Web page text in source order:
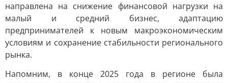
направлена на снижение финансовой нагрузки на
малый и средний бизнес, адаптацию
предпринимателей к новым макроэкономическим
условиям и сохранение стабильности регионального
рынка.
Напомним, в конце 2025 года в регионе была